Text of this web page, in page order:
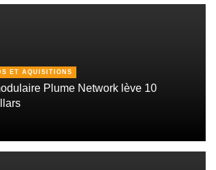
ET AQUISITIONS
Plume Network lève 10